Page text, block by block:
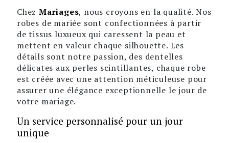
Chez Mariages, nous croyons en la qualité. Nos
robes de mariée sont confectionnées à partir
de tissus luxueux qui caressent la peau et
mettent en valeur chaque silhouette. Les
détails sont notre passion, des dentelles
délicates aux perles scintillantes, chaque robe
est créée avec une attention méticuleuse pour
assurer une élégance exceptionnelle le jour de
votre mariage.
Un service personnalisé pour un jour
unique